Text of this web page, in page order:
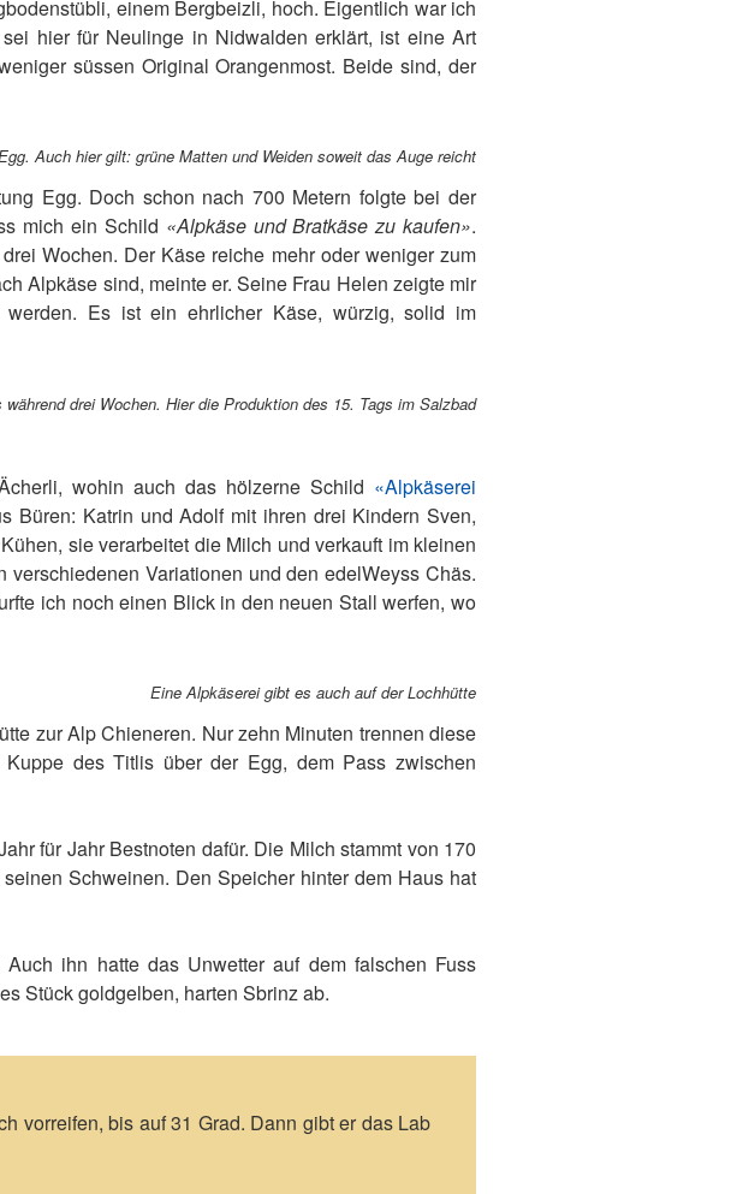
einem Bergbeizli, hoch. Eigentlich war ich
hier für Neulinge in Nidwalden erklärt, ist eine Art
süssen Original Orangenmost. Beide sind, der
Auch hier gilt: grüne Matten und Weiden soweit das Auge reicht
Egg. Doch schon nach 700 Metern folgte bei der
mich ein Schild «Alpkäse und Bratkäse zu kaufen».
Wochen. Der Käse reiche mehr oder weniger zum
Alpkäse sind, meinte er. Seine Frau Helen zeigte mir
Es ist ein ehrlicher Käse, würzig, solid im
drei Wochen. Hier die Produktion des 15. Tags im Salzbad
wohin auch das hölzerne Schild «Alpkäserei
Büren: Katrin und Adolf mit ihren drei Kindern Sven,
sie verarbeitet die Milch und verkauft im kleinen
Variationen und den edelWeyss Chäs.
ich noch einen Blick in den neuen Stall werfen, wo
Eine Alpkäserei gibt es auch auf der Lochhütte
zur Alp Chieneren. Nur zehn Minuten trennen diese
des Titlis über der Egg, dem Pass zwischen
für Jahr Bestnoten dafür. Die Milch stammt von 170
Schweinen. Den Speicher hinter dem Haus hat
ihn hatte das Unwetter auf dem falschen Fuss
Stück goldgelben, harten Sbrinz ab.
vorreifen, bis auf 31 Grad. Dann gibt er das Lab